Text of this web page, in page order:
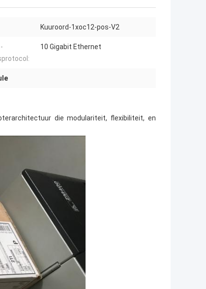
Kuuroord-1xoc12-pos-V2
10 Gigabit Ethernet
die modulariteit, flexibiliteit, en